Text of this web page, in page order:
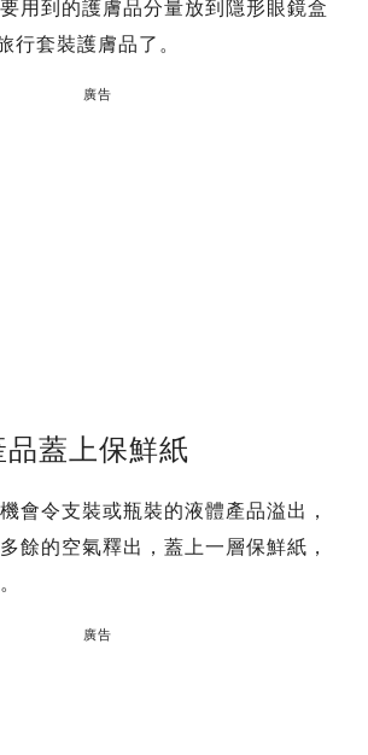
用到的護膚品分量放到隱形眼鏡盒
行套裝護膚品了。
廣告
蓋上保鮮紙
會令支裝或瓶裝的液體產品溢出，
餘的空氣釋出，蓋上一層保鮮紙，
廣告